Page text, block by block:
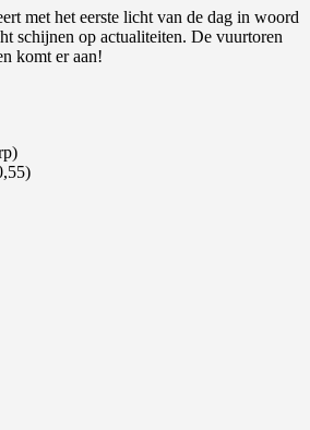
met het eerste licht van de dag in woord
schijnen op actualiteiten. De vuurtoren
komt er aan!